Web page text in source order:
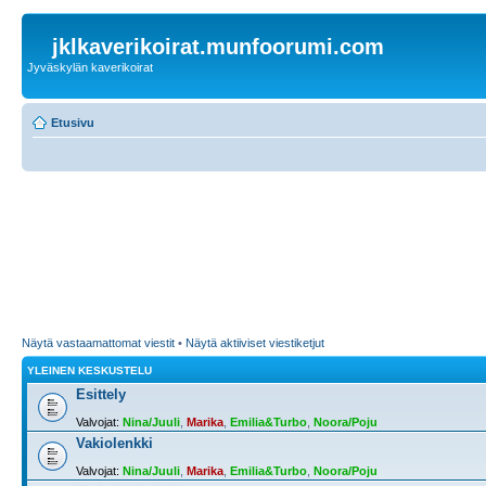
jklkaverikoirat.munfoorumi.com
Jyväskylän kaverikoirat
Etusivu
Näytä vastaamattomat viestit • Näytä aktiiviset viestiketjut
YLEINEN KESKUSTELU
Esittely
Valvojat: Nina/Juuli Marika Emilia&Turbo Noora/Poju
Vakiolenkki
Valvojat: Nina/Juuli Marika Emilia&Turbo Noora/Poju